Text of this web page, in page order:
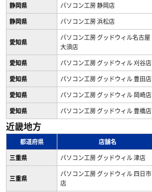
静岡県 パソコン工房 静岡店
静岡県
パソコン工房 浜松店
愛知県
パソコン工房 グッドウィル名古屋
大須店
愛知県 パソコン工房 グッドウィル 刈谷店
愛知県
パソコン工房 グッドウィル 豊田店
愛知県
パソコン工房 グッドウィル 岡崎店
愛知県
パソコン工房 グッドウィル 豊橋店
近畿地方
都道府県 店舗名
三重県
パソコン工房 グッドウィル 津店
三重県
パソコン工房 グッドウィル 四日市
店